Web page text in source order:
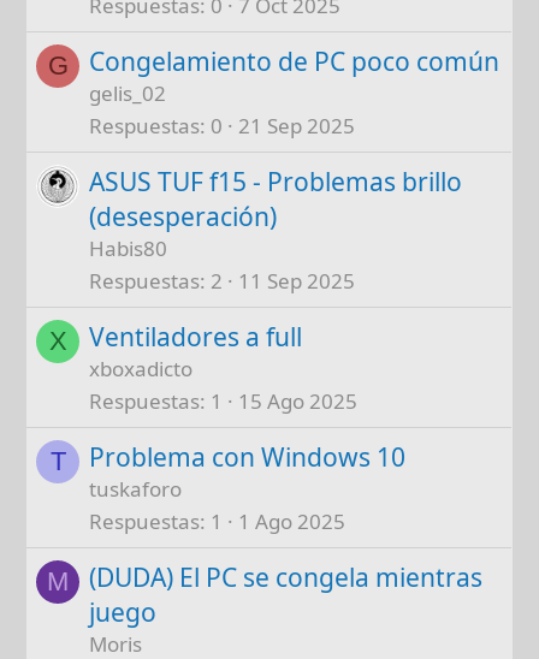
G Congelamiento de PC poco común
gelis_02
Respuestas 0 21 Sep 2025
ASUS TUF f15 - Problemas brillo
(desesperación)
Habis80
Respuestas 2 11 Sep 2025
X Ventiladores a full
xboxadicto
Respuestas 1 15 Ago 2025
T Problema con Windows 10
tuskaforo
Respuestas 1 1 Ago 2025
M
(DUDA) El PC se congela mientras
juego
Moris